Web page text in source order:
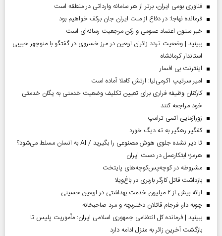
فناوری بومی ایران، برتر از هر سامانه وارداتی در منطقه است
فرمانده نهاجا: در دفاع از ملت ایران جان برکف خواهیم بود
خبر ستون اعتماد عمومی و رکن مرجعیت رسانه‌ای است
ببینید | وضعیت تردد زائران اربعین در مرز خسروی در گفتگو با منوچهر حبیبی
استاندار کرمانشاه
اینترنت بی افسار
امیر سرتیپ اکرمی‌نیا: ارتش کاملا آماده است
کارکنان وظیفه فراری برای تعیین تکلیف وضعیت خدمتی به یگان خدمتی
خود مراجعه کنند
زورآزمایی اتمی ترامپ
کفگیر رهگیر به ته دیگ خورد
تا دیر نشده جلوی هوش مصنوعی را بگیرید / AI به انسان مسلط می‌شود؟
هرمز؛ ابتکارعمل در دست ایران
مشروطه در کوچه‌پس‌کوچه‌های پایتخت
بازداشت قاتل کارگر باربری در باغ‌ویلا
ارائه بیش از ۲ میلیون خدمت بهداشتی در اربعین حسینی
چوبه دار، فرجام قاتلان دختربچه و مرد صاحبخانه
ببینید | فرمانده کل انتظامی جمهوری اسلامی ایران­: مأموریت پلیس تا
بازگشت آخرین زائر به منزل ادامه دارد